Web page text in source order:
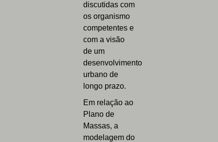
discutidas com
os organismo
competentes e
com a visão
de um
desenvolvimento
urbano de
longo prazo.
Em relação ao
Plano de
Massas, a
modelagem do